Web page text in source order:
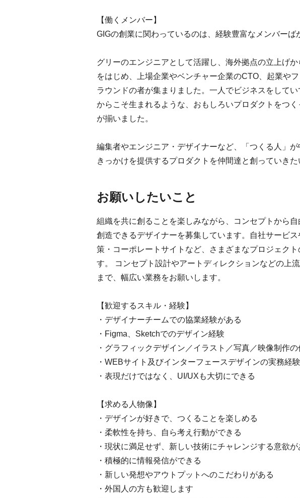
【働くメンバー】
GIGの創業に関わっているのは、経験豊富なメンバーば
グリーのエンジニアとして活躍し、海外拠点の立上げ
をはじめ、上場企業やベンチャー企業のCTO、起業や
ラウンドの者が集まりました。一人でビジネスをして
からこそ生まれるような、おもしろいプロダクトをつ
が揃いました。
編集者やエンジニア・デザイナーなど、「つくる人」
きっかけを提供するプロダクトを仲間達と創っていきた
お願いしたいこと
組織を共に創ることを楽しみながら、コンセプトから
創造できるデザイナーを募集しています。自社サービ
策・コーポレートサイトなど、さまざまなプロジェク
す。 コンセプト設計やアートディレクションなどの上
まで、幅広い業務をお願いします。
【歓迎するスキル・経験】
・デザイナーチームでの協業経験がある
・Figma、Sketchでのデザイン経験
・グラフィックデザイン／イラスト／写真／映像制作
・WEBサイト及びインターフェースデザインの実務経験
・表現だけではなく、UI/UXも大切にできる
【求める人物像】
・デザインが好きで、つくることを楽しめる
・柔軟性を持ち、自ら考え行動ができる
・現状に満足せず、新しい技術にチャレンジする意欲が
・積極的に情報発信ができる
・新しい発想やアウトプットへのこだわりがある
・外国人の方も歓迎します